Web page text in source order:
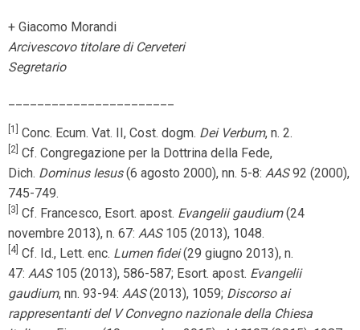
+ Giacomo Morandi
Arcivescovo titolare di Cerveteri
Segretario
[1] Conc. Ecum. Vat. II, Cost. dogm. Dei Verbum, n. 2.
[2] Cf. Congregazione per la Dottrina della Fede,
Dich. Dominus Iesus(6 agosto 2000), nn. 5-8: AAS92 (2000),
745-749.
[3] Cf. Francesco, Esort. apost. Evangelii gaudium(24
novembre 2013), n. 67: AAS105 (2013), 1048.
[4] Cf. Id., Lett. enc. Lumen fidei(29 giugno 2013), n.
47: AAS105 (2013), 586-587; Esort. apost. Evangelii
gaudium, nn. 93-94: AAS(2013), 1059; Discorso ai
rappresentanti del V Convegno nazionale della Chiesa